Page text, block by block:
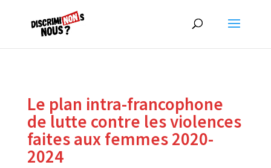
Le plan intra-francophone
de lutte contre les violences
faites aux femmes 2020-
2024